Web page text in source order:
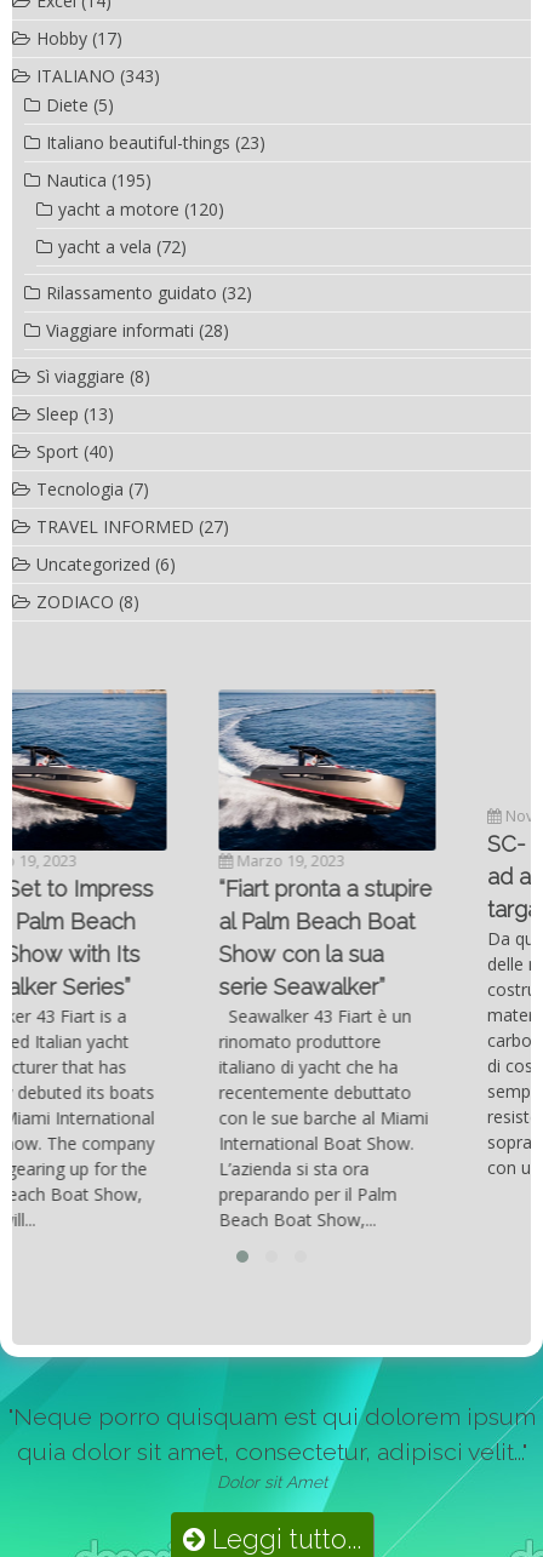
Hobby (17)
ITALIANO (343)
Diete (5)
Italiano beautiful-things (23)
Nautica (195)
yacht a motore (120)
yacht a vela (72)
Rilassamento guidato (32)
Viaggiare informati (28)
Sì viaggiare (8)
Sleep (13)
Sport (40)
Tecnologia (7)
TRAVEL INFORMED (27)
Uncategorized (6)
ZODIACO (8)
Marzo 19, 2023
“Fiart pronta a stupire
al Palm Beach Boat
Show con la sua
serie Seawalker”
Seawalker 43 Fiart è un
rinomato produttore
italiano di yacht che ha
recentemente debuttato
con le sue barche al Miami
International Boat Show.
L’azienda si sta ora
preparando per il Palm
Beach Boat Show,...
Novembre 6, 2022
SC- 46 il catamarano
ad alte prestazioni
targato Outerlimits.
Da quando lo sviluppo
delle moderne tecnologie
costruttive e dei nuovi
materiali come la fibra di
carbonio hanno consentito
di costruire catamarani
sempre più belli, compatti,
resistenti, leggeri e
soprattutto stabili veloci
con una manovrabilità...
"Neque porro quisquam est qui dolorem ipsum
quia dolor sit amet, consectetur, adipisci velit..."
Dolor sit Amet
Leggi tutto...